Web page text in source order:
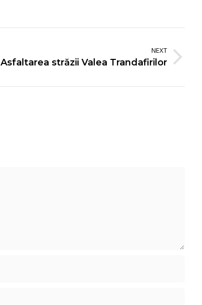
NEXT
Asfaltarea străzii Valea Trandafirilor